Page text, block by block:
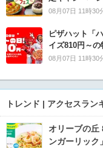
08月07日 11時30
ピザハット「
イズ810円～
08月07日 11時30
トレンド | アクセスラン
オリーブの丘
ンガーリック